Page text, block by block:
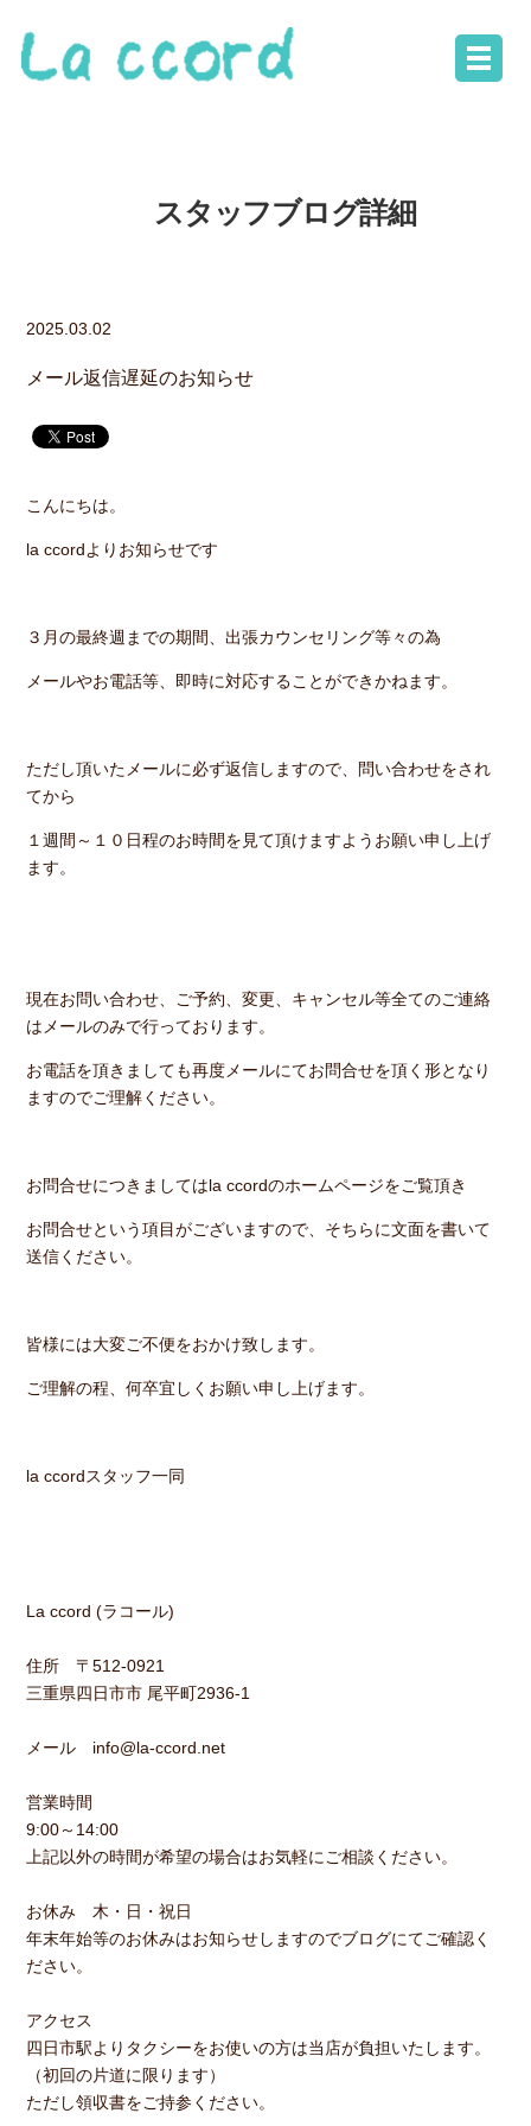
スタッフブログ詳細
2025.03.02
メール返信遅延のお知らせ
こんにちは。
la ccordよりお知らせです
３月の最終週までの期間、出張カウンセリング等々の為
メールやお電話等、即時に対応することができかねます。
ただし頂いたメールに必ず返信しますので、問い合わせをされ
てから
１週間～１０日程のお時間を見て頂けますようお願い申し上げ
ます。
現在お問い合わせ、ご予約、変更、キャンセル等全てのご連絡
はメールのみで行っております。
お電話を頂きましても再度メールにてお問合せを頂く形となり
ますのでご理解ください。
お問合せにつきましてはla ccordのホームページをご覧頂き
お問合せという項目がございますので、そちらに文面を書いて
送信ください。
皆様には大変ご不便をおかけ致します。
ご理解の程、何卒宜しくお願い申し上げます。
la ccordスタッフ一同
La ccord (ラコール)
住所 〒512-0921
三重県四日市市 尾平町2936-1
メール info@la-ccord.net
営業時間
9:00～14:00
上記以外の時間が希望の場合はお気軽にご相談ください。
お休み 木・日・祝日
年末年始等のお休みはお知らせしますのでブログにてご確認く
ださい。
アクセス
四日市駅よりタクシーをお使いの方は当店が負担いたします。
（初回の片道に限ります）
ただし領収書をご持参ください。